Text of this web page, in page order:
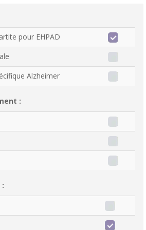
pour EHPAD
Alzheimer
: